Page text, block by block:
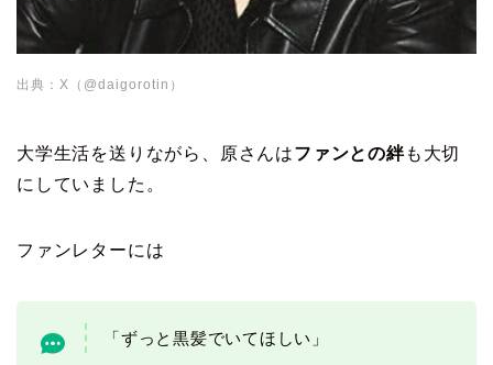
出典：X（@daigorotin）
大学生活を送りながら、原さんはファンとの絆も大切
にしていました。
ファンレターには
「ずっと黒髪でいてほしい」